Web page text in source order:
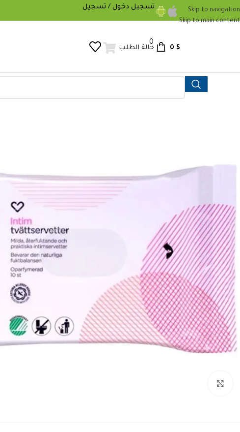
Skip to navigation
Skip to main content
تسجيل دخول / تسجيل
حالة الطلب
0
0 $